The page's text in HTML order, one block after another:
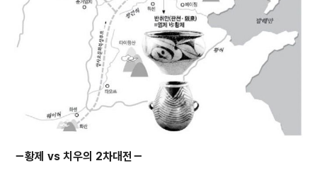
－황제 vs 치우의 2차대전－